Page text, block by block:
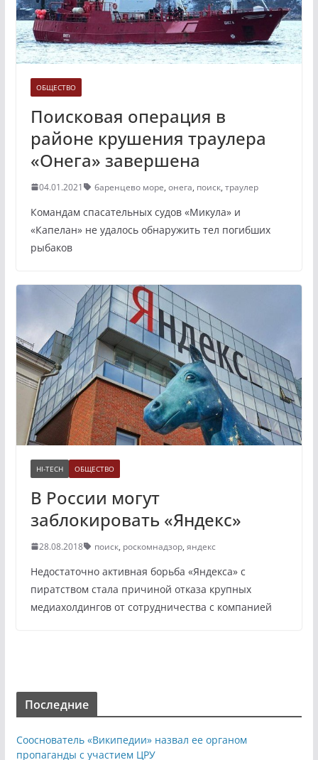
ОБЩЕСТВО
Поисковая операция в
районе крушения траулера
«Онега» завершена
04.01.2021 баренцево море, онега, поиск, траулер
Командам спасательных судов «Микула» и
«Капелан» не удалось обнаружить тел погибших
рыбаков
HI-TECH ОБЩЕСТВО
В России могут
заблокировать «Яндекс»
28.08.2018 поиск, роскомнадзор, яндекс
Недостаточно активная борьба «Яндекса» с
пиратством стала причиной отказа крупных
медиахолдингов от сотрудничества с компанией
Последние
Сооснователь «Википедии» назвал ее органом
пропаганды с участием ЦРУ